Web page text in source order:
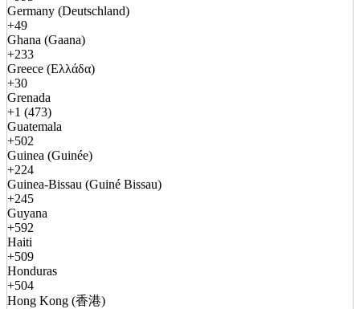
Germany (Deutschland)
+49
Ghana (Gaana)
+233
Greece (Ελλάδα)
+30
Grenada
+1 (473)
Guatemala
+502
Guinea (Guinée)
+224
Guinea-Bissau (Guiné Bissau)
+245
Guyana
+592
Haiti
+509
Honduras
+504
Hong Kong (香港)